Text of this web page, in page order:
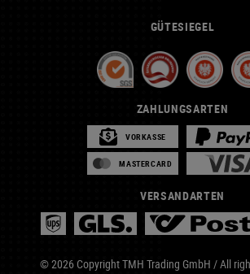
GÜTESIEGEL
ZAHLUNGSARTEN
VORKASSE
MASTERCARD
VERSANDARTEN
© 2026 Copyright TMH Trading GmbH / All